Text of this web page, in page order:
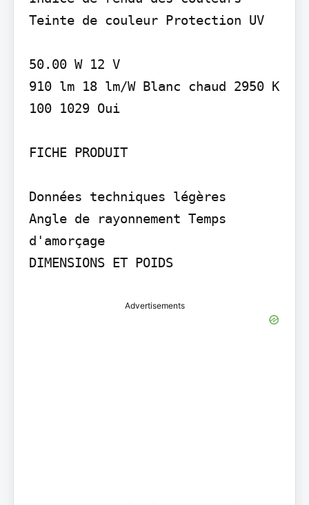
Teinte de couleur Protection UV
50.00 W 12 V
910 lm 18 lm/W Blanc chaud 2950 K
100 1029 Oui
FICHE PRODUIT
Données techniques légères
Angle de rayonnement Temps
d'amorçage
DIMENSIONS ET POIDS
Advertisements